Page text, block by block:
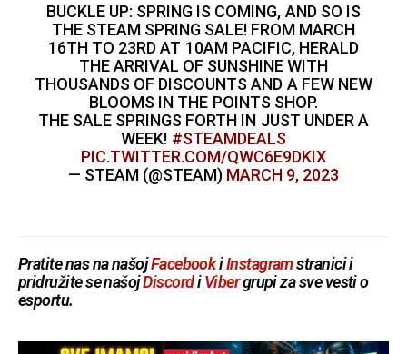
BUCKLE UP: SPRING IS COMING, AND SO IS
THE STEAM SPRING SALE! FROM MARCH
16TH TO 23RD AT 10AM PACIFIC, HERALD
THE ARRIVAL OF SUNSHINE WITH
THOUSANDS OF DISCOUNTS AND A FEW NEW
BLOOMS IN THE POINTS SHOP.
THE SALE SPRINGS FORTH IN JUST UNDER A
WEEK! #STEAMDEALS
PIC.TWITTER.COM/QWC6E9DKIX
— STEAM (@STEAM) MARCH 9, 2023
Pratite nas na našojFacebookiInstagramstranici i
pridružite se našojDiscordiVibergrupi za sve vesti o
esportu.